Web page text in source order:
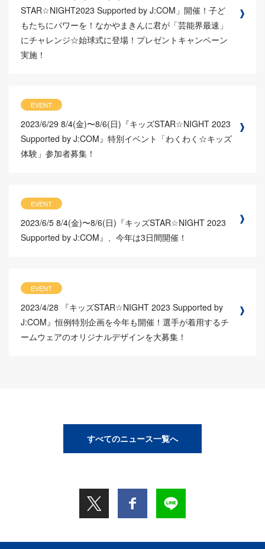
STAR☆NIGHT2023 Supported by J:COM」開催！子ど
もたちにパワーを！なかやまきんに君が「芸能界最速」
にチャレンジ☆始球式に登場！プレゼントキャンペーン
実施！
EVENT
2023/6/29 8/4(金)〜8/6(日)『キッズSTAR☆NIGHT 2023
Supported by J:COM』特別イベント「わくわく☆キッズ
体験」参加者募集！
EVENT
2023/6/5 8/4(金)〜8/6(日)『キッズSTAR☆NIGHT 2023
Supported by J:COM』、今年は3日間開催！
EVENT
2023/4/28
『キッズSTAR☆NIGHT 2023 Supported by
J:COM』恒例特別企画を今年も開催！選手が着用するチ
ームウェアのオリジナルデザインを大募集！
すべてのニュース一覧へ